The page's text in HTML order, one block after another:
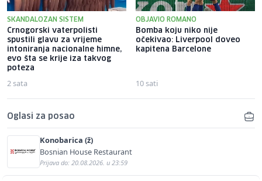
SKANDALOZAN SISTEM
Crnogorski vaterpolisti
spustili glavu za vrijeme
intoniranja nacionalne himne,
evo šta se krije iza takvog
poteza
2 sata
OBJAVIO ROMANO
Bomba koju niko nije
očekivao: Liverpool doveo
kapitena Barcelone
10 sati
Oglasi za posao
Konobarica (ž)
Bosnian House Restaurant
Prijava do: 20.08.2026. u 23:59